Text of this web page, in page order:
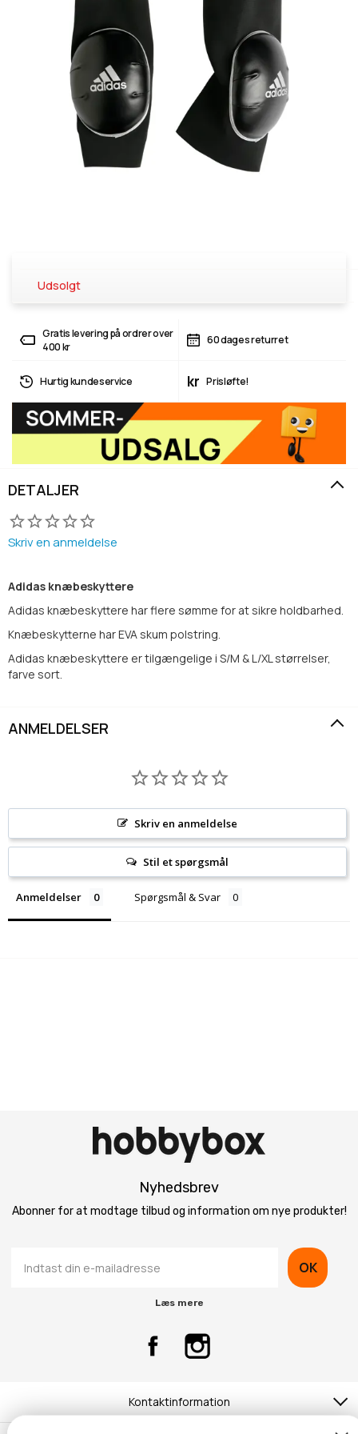
Udsolgt
Gratis levering på ordrer over
400 kr
60 dages returret
Hurtig kundeservice kr Prisløfte!
DETALJER
Skriv en anmeldelse
Adidas knæbeskyttere
Adidas knæbeskyttere har flere sømme for at sikre holdbarhed.
Knæbeskytterne har EVA skum polstring.
Adidas knæbeskyttere er tilgængelige i S/M & L/XL størrelser,
farve sort.
ANMELDELSER
Skriv en anmeldelse
Stil et spørgsmål
Anmeldelser Spørgsmål & Svar
Nyhedsbrev
Abonner for at modtage tilbud og information om nye produkter!
OK
Læs mere
Kontaktinformation